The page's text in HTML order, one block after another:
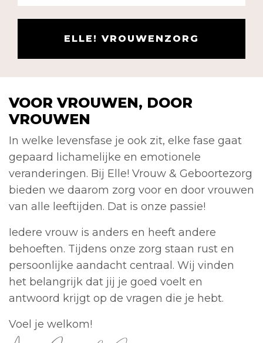
ELLE! VROUWENZORG
VOOR VROUWEN, DOOR
VROUWEN
In welke levensfase je ook zit, elke fase gaat
gepaard lichamelijke en emotionele
veranderingen. Bij Elle! Vrouw & Geboortezorg
bieden we daarom zorg voor en door vrouwen
van alle leeftijden. Dat is onze passie!
Iedere vrouw is anders en heeft andere
behoeften. Tijdens onze zorg staan rust en
persoonlijke aandacht centraal. Wij vinden
het belangrijk dat jij je goed voelt en
antwoord krijgt op de vragen die je hebt.
Voel je welkom!